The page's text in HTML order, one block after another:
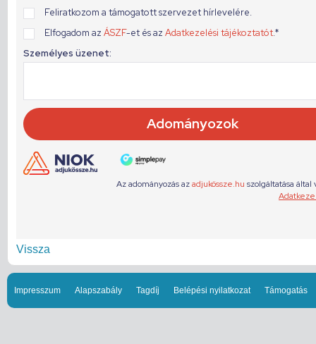
Vissza
Impresszum Alapszabály Tagdíj Belépési nyilatkozat Támogatás